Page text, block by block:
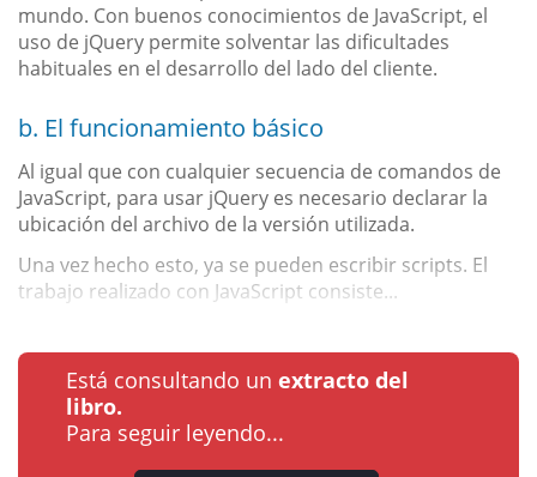
mundo. Con buenos conocimientos de JavaScript, el
uso de jQuery permite solventar las dificultades
habituales en el desarrollo del lado del cliente.
b. El funcionamiento básico
Al igual que con cualquier secuencia de comandos de
JavaScript, para usar jQuery es necesario declarar la
ubicación del archivo de la versión utilizada.
Una vez hecho esto, ya se pueden escribir scripts. El
trabajo realizado con JavaScript consiste...
Está consultando un extracto del
libro.
Para seguir leyendo...